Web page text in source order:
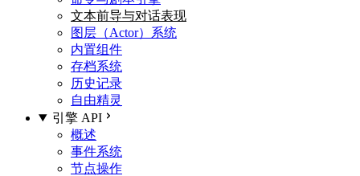
文本前导与对话表现
图层（Actor）系统
内置组件
存档系统
历史记录
自由精灵
引擎 API
概述
事件系统
节点操作